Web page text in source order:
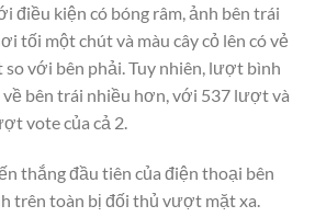
điều kiện có bóng râm, ảnh bên trái
tối một chút và màu cây cỏ lên có vẻ
với bên phải. Tuy nhiên, lượt bình
bên trái nhiều hơn, với 537 lượt và
vote của cả 2.
thắng đầu tiên của điện thoại bên
trên toàn bị đối thủ vượt mặt xa.